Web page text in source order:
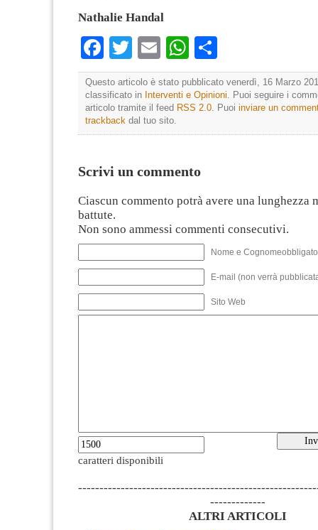
Nathalie Handal
Facebook
TwitterEmailWhatsApp
Questo articolo è stato pubblicato venerdì, 16 Marzo
classificato in Interventi e Opinioni. Puoi seguire i
articolo tramite il feed RSS 2.0. Puoi inviare un
trackback dal tuo sito.
Scrivi un commento
Ciascun commento potrà avere una lunghezza
battute.
Non sono ammessi commenti consecutivi.
Nome e
E-mail (non verrà
Sito Web
caratteri disponibili
-------------
ALTRI ARTICOLI